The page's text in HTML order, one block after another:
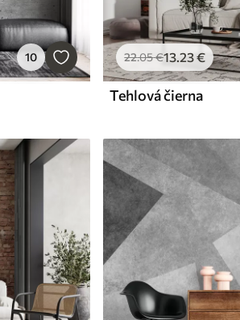
10 22.05€13.23€
Tehlová čierna